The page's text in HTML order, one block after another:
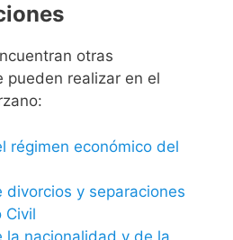
otras
pueden realizar en el
régimen económico del
divorcios y separaciones
Civil
la nacionalidad y de la